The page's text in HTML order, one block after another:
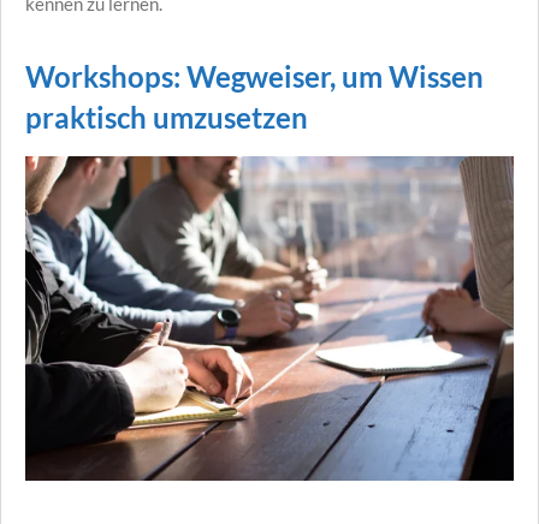
Workshops: Wegweiser, um Wissen
praktisch umzusetzen